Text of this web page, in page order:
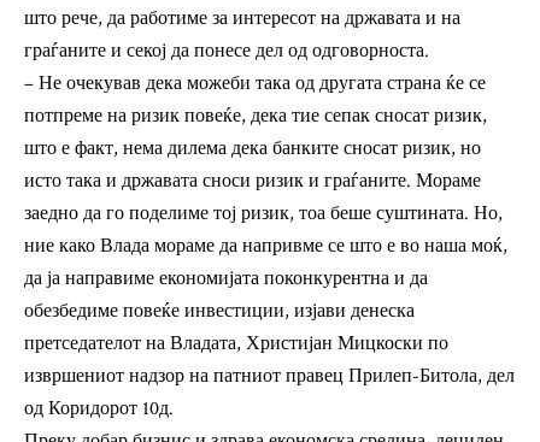
што рече, да работиме за интересот на државата и на
граѓаните и секој да понесе дел од одговорноста.
– Не очекував дека можеби така од другата страна ќе се
потпреме на ризик повеќе, дека тие сепак сносат ризик,
што е факт, нема дилема дека банките сносат ризик, но
исто така и државата сноси ризик и граѓаните. Мораме
заедно да го поделиме тој ризик, тоа беше суштината. Но,
ние како Влада мораме да напривме се што е во наша моќ,
да ја направиме економијата поконкурентна и да
обезбедиме повеќе инвестиции, изјави денеска
претседателот на Владата, Христијан Мицкоски по
извршениот надзор на патниот правец Прилеп-Битола, дел
од Коридорот 10д.